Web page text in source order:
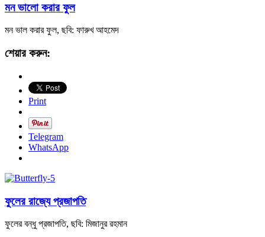
মন ভালো করার ফুল
মন ভাল করার ফুল, ছবি: ফারুখ আহমেদ
শেয়ার করুন:
Print
Telegram
WhatsApp
ফুলের রাজ্যে প্রজাপতি
ফুলের বন্ধু প্রজাপতি, ছবি: মিজানুর রহমান